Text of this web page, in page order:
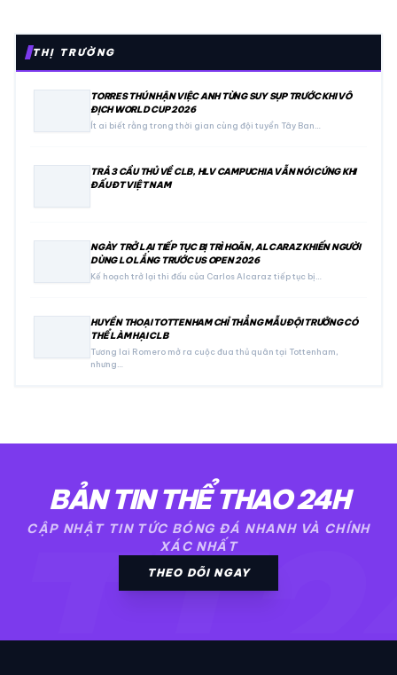
THỊ TRƯỜNG
TORRES THÚ NHẬN VIỆC ANH TỪNG SUY SỤP TRƯỚC KHI VÔ
ĐỊCH WORLD CUP 2026
Ít ai biết rằng trong thời gian cùng đội tuyển Tây Ban…
TRẢ 3 CẦU THỦ VỀ CLB, HLV CAMPUCHIA VẪN NÓI CỨNG KHI
ĐẤU ĐT VIỆT NAM
NGÀY TRỞ LẠI TIẾP TỤC BỊ TRÌ HOÃN, ALCARAZ KHIẾN NGƯỜI
DÙNG LO LẮNG TRƯỚC US OPEN 2026
Kế hoạch trở lại thi đấu của Carlos Alcaraz tiếp tục bị…
HUYỀN THOẠI TOTTENHAM CHỈ THẲNG MẪU ĐỘI TRƯỞNG CÓ
THỂ LÀM HẠI CLB
Tương lai Romero mở ra cuộc đua thủ quân tại Tottenham,
nhưng…
BẢN TIN THỂ THAO 24H
CẬP NHẬT TIN TỨC BÓNG ĐÁ NHANH VÀ CHÍNH
XÁC NHẤT
THEO DÕI NGAY